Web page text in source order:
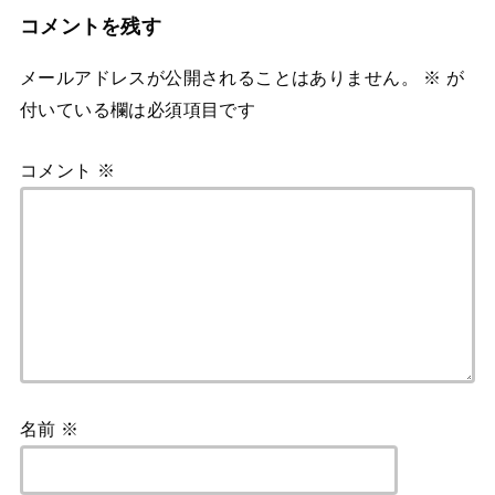
コメントを残す
メールアドレスが公開されることはありません。 ※ が
付いている欄は必須項目です
コメント ※
名前 ※